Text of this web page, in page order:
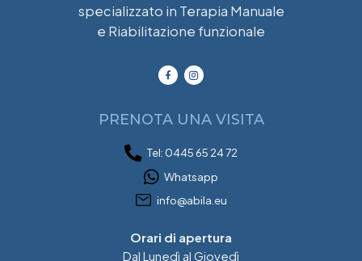
specializzato in Terapia Manuale
e Riabilitazione funzionale
PRENOTA UNA VISITA
Tel: 0445 65 24 72
Whatsapp
info@abila.eu
Orari di apertura
Dal Lunedì al Giovedì